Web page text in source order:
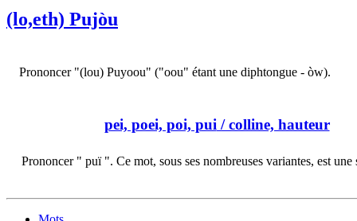
(lo,eth) Pujòu
Prononcer "(lou) Puyoou" ("oou" étant une diphtongue - òw).
pei, poei, poi, pui / colline, hauteur
Prononcer " puï ". Ce mot, sous ses nombreuses variantes, est